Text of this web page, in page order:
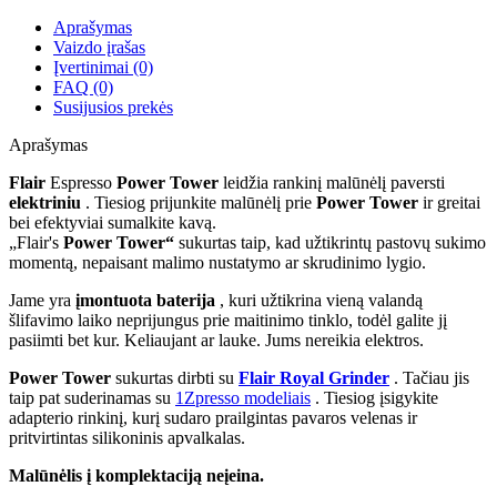
Aprašymas
Vaizdo įrašas
Įvertinimai (0)
FAQ (0)
Susijusios prekės
Aprašymas
Flair Espresso Power Tower leidžia rankinį malūnėlį paversti
elektriniu . Tiesiog prijunkite malūnėlį prie Power Tower ir greitai
bei efektyviai sumalkite kavą.
„Flair's Power Tower“ sukurtas taip, kad užtikrintų pastovų sukimo
momentą, nepaisant malimo nustatymo ar skrudinimo lygio.
Jame yra įmontuota baterija , kuri užtikrina vieną valandą
šlifavimo laiko neprijungus prie maitinimo tinklo, todėl galite jį
pasiimti bet kur. Keliaujant ar lauke. Jums nereikia elektros.
Power Tower sukurtas dirbti su Flair Royal Grinder . Tačiau jis
taip pat suderinamas su 1Zpresso modeliais . Tiesiog įsigykite
adapterio rinkinį, kurį sudaro prailgintas pavaros velenas ir
pritvirtintas silikoninis apvalkalas.
Malūnėlis į komplektaciją neįeina.